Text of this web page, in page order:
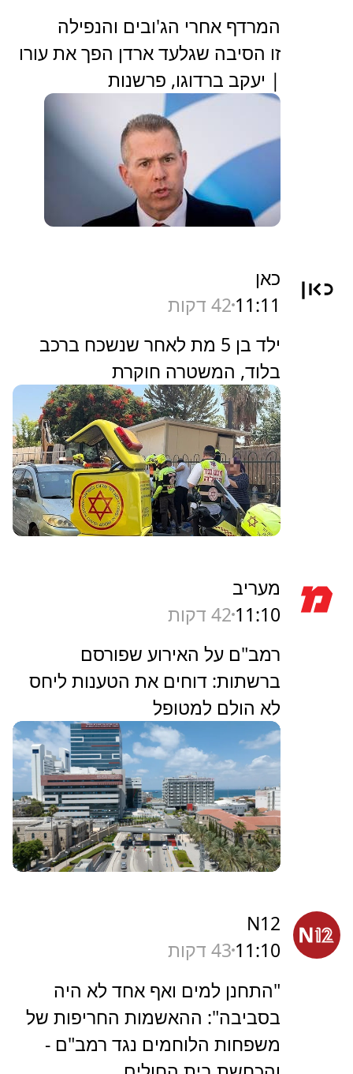
המרדף אחרי הג'ובים והנפילה
זו הסיבה שגלעד ארדן הפך את עורו
| יעקב ברדוגו, פרשנות
כאן
11:11 42 דקות
ילד בן 5 מת לאחר שנשכח ברכב
בלוד, המשטרה חוקרת
מעריב
11:10 42 דקות
רמב"ם על האירוע שפורסם
ברשתות: דוחים את הטענות ליחס
לא הולם למטופל
N12
11:10 43 דקות
"התחנן למים ואף אחד לא היה
בסביבה": ההאשמות החריפות של
משפחות הלוחמים נגד רמב"ם -